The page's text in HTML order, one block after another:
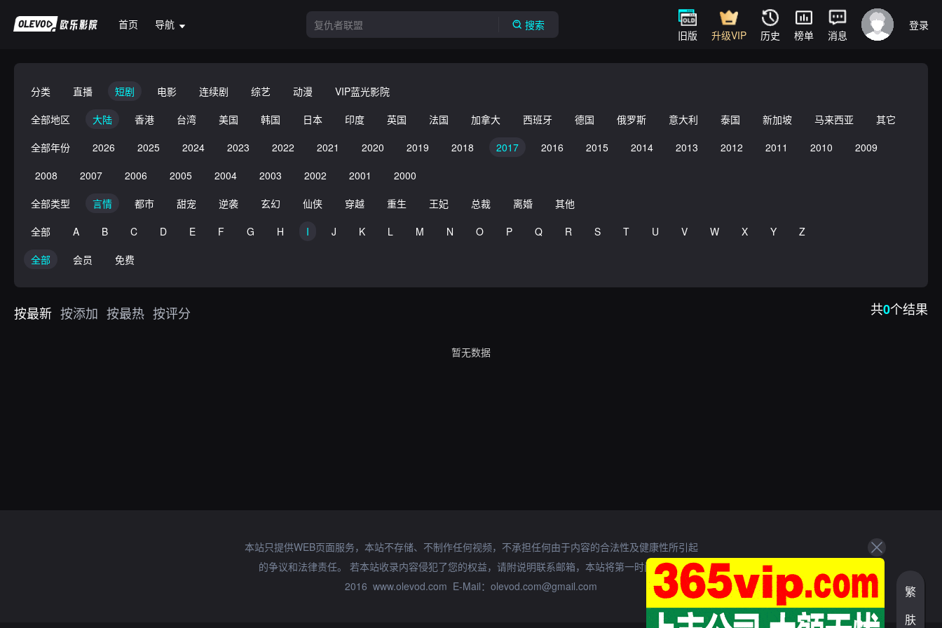
首页 导航 搜索
旧版 升级VIP 历史 榜单 消息
登录
分类 直播 短剧 电影 连续剧 综艺 动漫
VIP蓝光影院
全部地区
大陆 香港 台湾 美国 韩国 日本 印度 英国 法国 加拿大 西班牙 德国 俄罗斯 意大利 泰国 新加坡 马来西亚
其它
全部年份
2026 2025 2024 2023 2022 2021 2020 2019 2018 2017 2016 2015 2014 2013 2012 2011 2010
2009
2008
2007 2006 2005 2004 2003 2002 2001
2000
全部类型
言情 都市 甜宠 逆袭 玄幻 仙侠 穿越 重生 王妃 总裁 离婚
其他
全部
A B C D E F G H I J K L M N O P Q R S T U V W X Y
Z
全部
会员 免费
按最新 按添加 按最热 按评分 共0个结果
暂无数据
本站只提供WEB页面服务，本站不存储、不制作任何视频，不承担任何由于内容的合法性及健康性所引起
的争议和法律责任。 若本站收录内容侵犯了您的权益，请附说明联系邮箱，本站将第一时间处理。
2016 www.olevod.com E-Mail：olevod.com@gmail.com
繁
肤